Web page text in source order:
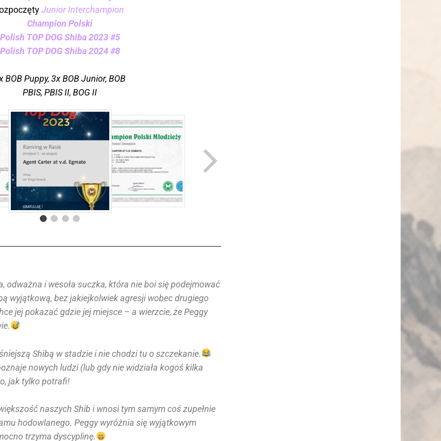
Junior Interchampion
Champion Polski
Polish TOP DOG Shiba 2023 #5
Polish TOP DOG Shiba 2024 #8
BOB Puppy, 3x BOB Junior, BOB
PBIS, PBIS II, BOG II
odważna i wesoła suczka, która nie boi się podejmować
wyjątkową, bez jakiejkolwiek agresji wobec drugiego
jej pokazać gdzie jej miejsce – a wierzcie, że Peggy
Shibą w stadzie i nie chodzi tu o szczekanie.
nowych ludzi (lub gdy nie widziała kogoś kilka
jak tylko potrafi!
naszych Shib i wnosi tym samym coś zupełnie
hodowlanego. Peggy wyróżnia się wyjątkowym
trzyma dyscyplinę.